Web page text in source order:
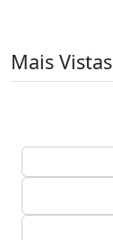
Mais Vistas